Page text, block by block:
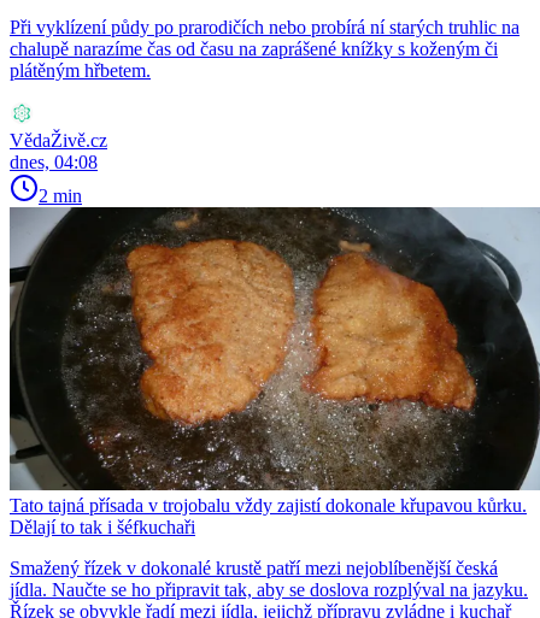
Při vyklízení půdy po prarodičích nebo probírá ní starých truhlic na
chalupě narazíme čas od času na zaprášené knížky s koženým či
plátěným hřbetem.
VědaŽivě.cz
dnes, 04:08
2 min
Tato tajná přísada v trojobalu vždy zajistí dokonale křupavou kůrku.
Dělají to tak i šéfkuchaři
Smažený řízek v dokonalé krustě patří mezi nejoblíbenější česká
jídla. Naučte se ho připravit tak, aby se doslova rozplýval na jazyku.
Řízek se obvykle řadí mezi jídla, jejichž přípravu zvládne i kuchař